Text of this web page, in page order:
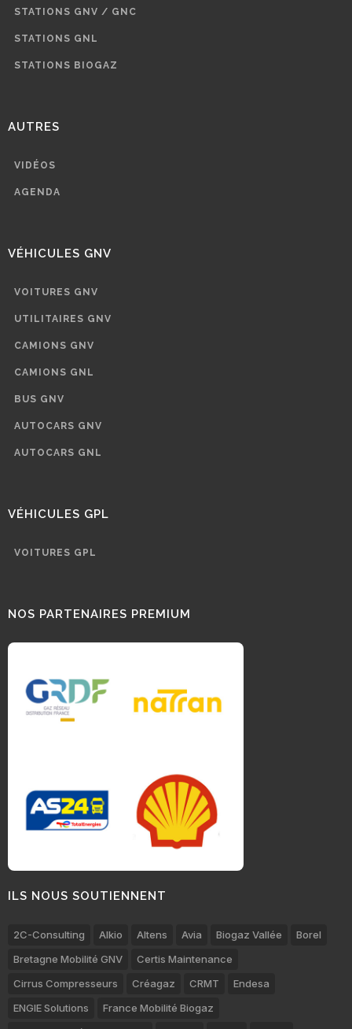
STATIONS GNV / GNC
STATIONS GNL
STATIONS BIOGAZ
AUTRES
VIDÉOS
AGENDA
VÉHICULES GNV
VOITURES GNV
UTILITAIRES GNV
CAMIONS GNV
CAMIONS GNL
BUS GNV
AUTOCARS GNV
AUTOCARS GNL
VÉHICULES GPL
VOITURES GPL
NOS PARTENAIRES PREMIUM
ILS NOUS SOUTIENNENT
2C-Consulting Alkio Altens Avia Biogaz Vallée
Borel
Bretagne Mobilité GNV
Certis Maintenance
Cirrus Compresseurs
Créagaz CRMT
Endesa
ENGIE Solutions
France Mobilité Biogaz